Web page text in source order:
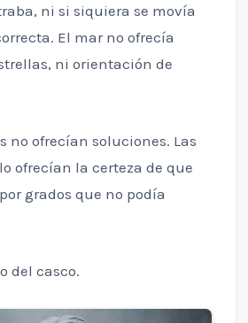
ni si siquiera se movía
El mar no ofrecía
ni orientación de
no ofrecían soluciones. Las
ofrecían la certeza de que
grados que no podía
del casco.